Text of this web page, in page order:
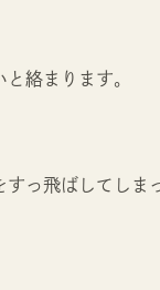
絡まります。
っ飛ばしてしま